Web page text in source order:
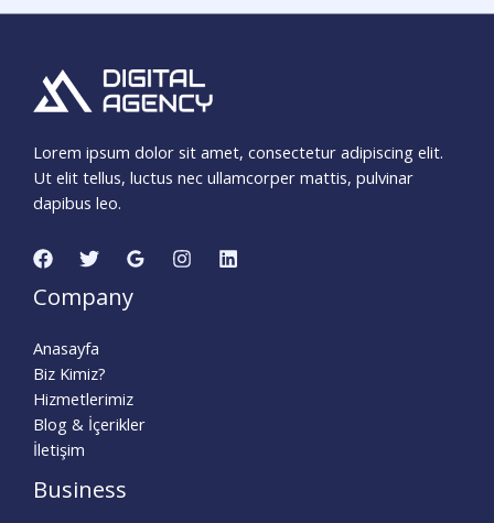
Lorem ipsum dolor sit amet, consectetur adipiscing elit.
Ut elit tellus, luctus nec ullamcorper mattis, pulvinar
dapibus leo.
Company
Anasayfa
Biz Kimiz?
Hizmetlerimiz
Blog & İçerikler
İletişim
Business